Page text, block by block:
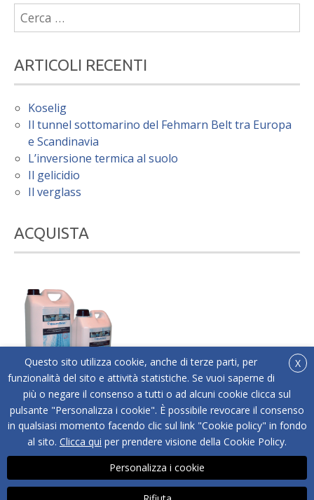
Ricerca
per:
ARTICOLI RECENTI
Koselig
Il tunnel sottomarino del Fehmarn Belt tra Europa
e Scandinavia
L’inversione termica al suolo
Il gelicidio
Il verglass
ACQUISTA
Acquista online Below Zero® l'antigelo liquido adatto
a tutti i tipi di superfici.
ACQUISTA
X
Questo sito utilizza cookie, anche di terze parti, per
funzionalità del sito e attività statistiche. Se vuoi saperne di
più o negare il consenso a tutti o ad alcuni cookie clicca sul
pulsante "Personalizza i cookie". È possibile revocare il consenso
in qualsiasi momento facendo clic sul link "Cookie policy" in fondo
al sito. Clicca qui per prendere visione della Cookie Policy.
Personalizza i cookie